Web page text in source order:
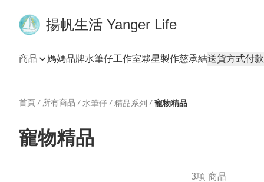
揚帆生活 Yanger Life
商品 媽媽品牌水筆仔工作室夥星製作慈承結送貨方式付
首頁 / 所有商品 / 水筆仔 / 精品系列 / 寵物精品
寵物精品
3項 商品